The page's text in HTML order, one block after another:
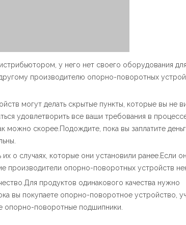
у него нет своего оборудования для
производителю опорно-поворотных
могут делать скрытые пункты, которые вы не
удовлетворить все ваши требования в
можно скорее.Подождите, пока вы заплатите
о случаях, которые они установили ранее.Если
производители опорно-поворотных устройств
продуктов одинакового качества нужно
вы покупаете опорно-поворотное устройство,
опорно-поворотные подшипники.